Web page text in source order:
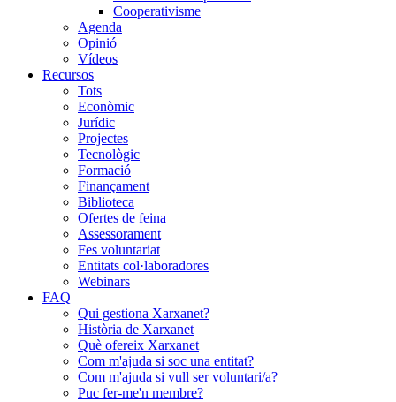
Cooperativisme
Agenda
Opinió
Vídeos
Recursos
Tots
Econòmic
Jurídic
Projectes
Tecnològic
Formació
Finançament
Biblioteca
Ofertes de feina
Assessorament
Fes voluntariat
Entitats col·laboradores
Webinars
FAQ
Qui gestiona Xarxanet?
Història de Xarxanet
Què ofereix Xarxanet
Com m'ajuda si soc una entitat?
Com m'ajuda si vull ser voluntari/a?
Puc fer-me'n membre?